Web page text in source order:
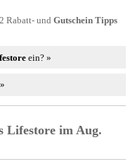
Rabatt- und Gutschein Tipps
ein? »
Lifestore im Aug.